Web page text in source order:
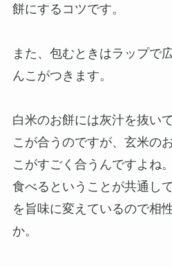
餅にするコツです。
また、包むときはラップで
んこがつきます。
白米のお餅には灰汁を抜い
こが合うのですが、玄米の
こがすごく合うんですよね
食べるということが共通し
を旨味に変えているので相
か。